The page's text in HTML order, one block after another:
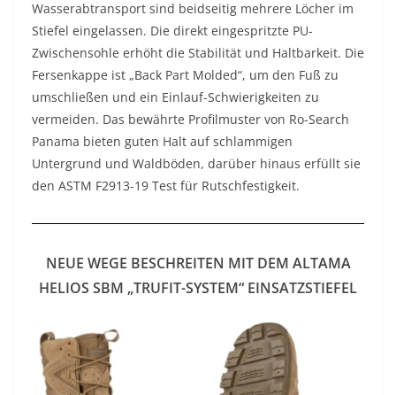
Wasserabtransport sind beidseitig mehrere Löcher im
Stiefel eingelassen. Die direkt eingespritzte PU-
Zwischensohle erhöht die Stabilität und Haltbarkeit. Die
Fersenkappe ist „Back Part Molded“, um den Fuß zu
umschließen und ein Einlauf-Schwierigkeiten zu
vermeiden. Das bewährte Profilmuster von Ro-Search
Panama bieten guten Halt auf schlammigen
Untergrund und Waldböden, darüber hinaus erfüllt sie
den ASTM F2913-19 Test für Rutschfestigkeit.
NEUE WEGE BESCHREITEN MIT DEM ALTAMA
HELIOS SBM „TRUFIT-SYSTEM“ EINSATZSTIEFEL